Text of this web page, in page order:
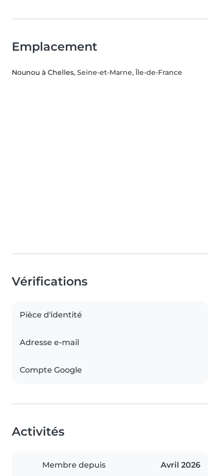
Emplacement
Nounou à Chelles, Seine-et-Marne, Île-de-France
Vérifications
Pièce d'identité
Adresse e-mail
Compte Google
Activités
Membre depuis Avril 2026